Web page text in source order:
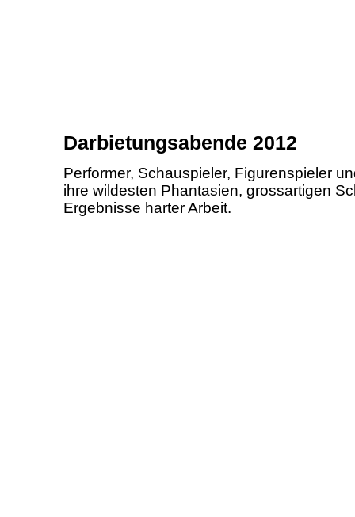
Darbietungsabende 2012
Performer, Schauspieler, Figurenspieler
ihre wildesten Phantasien, grossartigen
Ergebnisse harter Arbeit.